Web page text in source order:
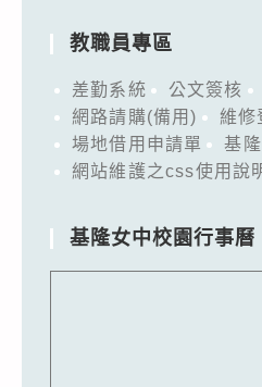
教職員專區
差勤系統 公文簽核
網路請購(備用)
維修
場地借用申請單
基
網站維護之css使用說
基隆女中校園行事曆